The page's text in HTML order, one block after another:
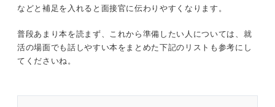
などと補足を入れると面接官に伝わりやすくなります。
普段あまり本を読まず、これから準備したい人については、就
活の場面でも話しやすい本をまとめた下記のリストも参考にし
てくださいね。